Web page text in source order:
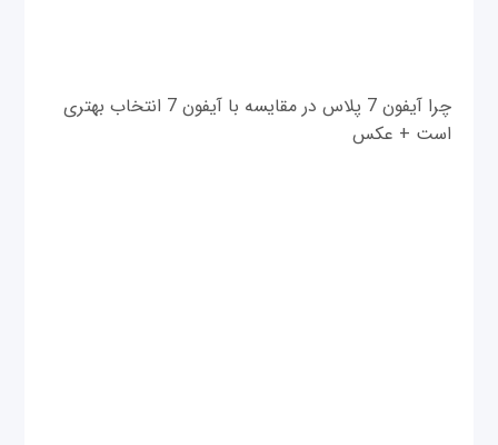
چرا آیفون 7 پلاس در مقایسه با آیفون 7 انتخاب بهتری
است + عکس